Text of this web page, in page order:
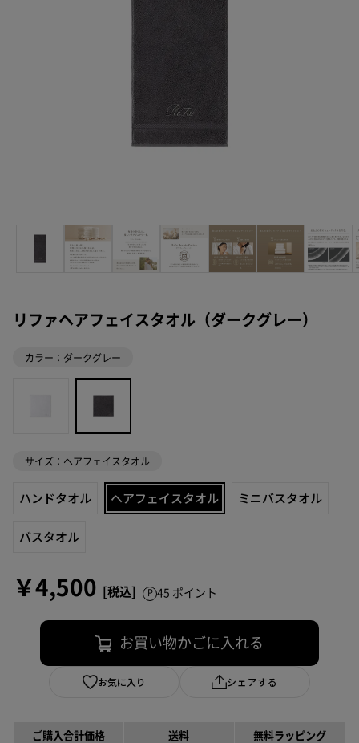
リファヘアフェイスタオル（ダークグレー）
カラー：ダークグレー
サイズ：ヘアフェイスタオル
ハンドタオル ヘアフェイスタオル ミニバスタオル
バスタオル
￥4,500 45 ポイント
お買い物かごに入れる
お気に入り シェアする
ご購入合計価格 送料 無料ラッピング